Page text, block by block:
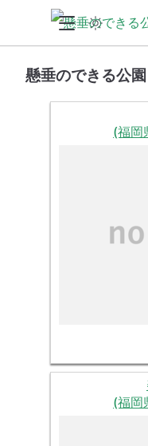
懸垂のできる公
(福岡
(福岡